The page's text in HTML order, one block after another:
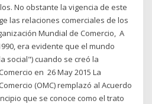
No obstante la vigencia de este
las relaciones comerciales de los
Mundial de Comercio, A
era evidente que el mundo
social") cuando se creó la
en 26 May 2015 La
(OMC) remplazó al Acuerdo
que se conoce como el trato